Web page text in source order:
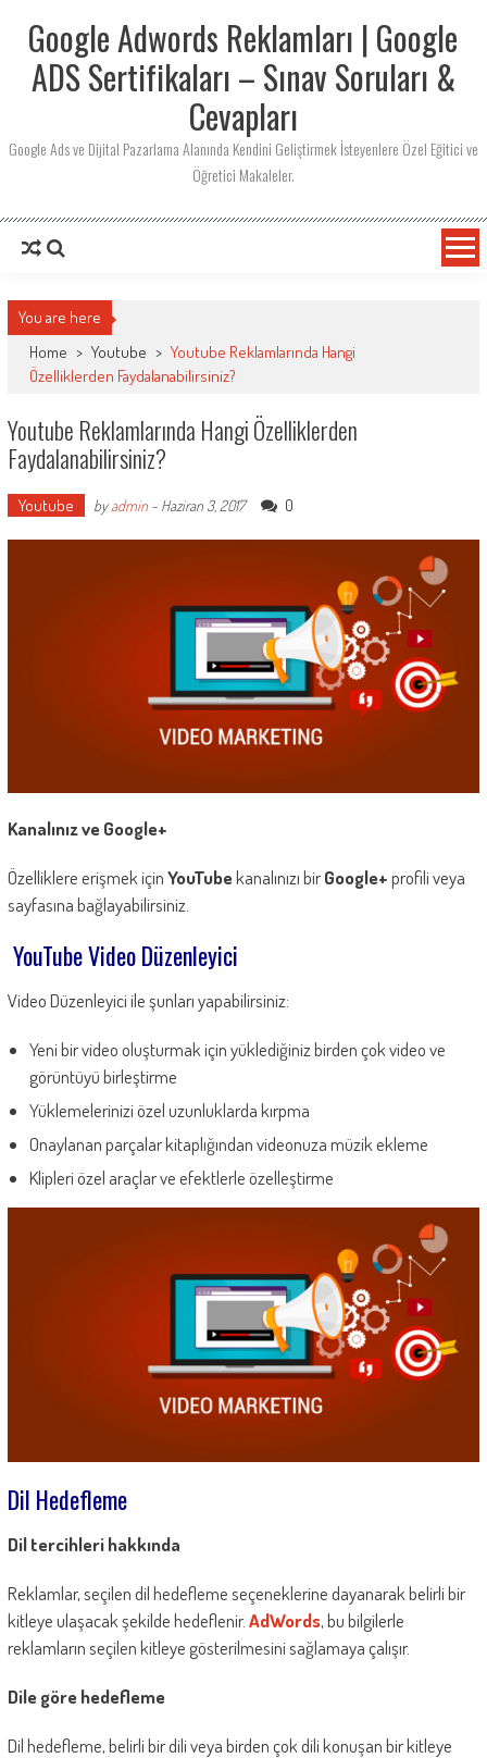
contentGoogle Adwords Reklamları | Google
ADS Sertifikaları – Sınav Soruları &
Cevapları
Google Ads ve Dijital Pazarlama Alanında Kendini Geliştirmek İsteyenlere Özel Eğitici ve
Öğretici Makaleler.
You are here
Home > Youtube > Youtube Reklamlarında Hangi
Özelliklerden Faydalanabilirsiniz?
Youtube Reklamlarında Hangi Özelliklerden
Faydalanabilirsiniz?
Youtube byadmin- Haziran 3, 2017 0
Kanalınız ve Google+
Özelliklere erişmek içinYouTubekanalınızı birGoogle+profili veya
sayfasına bağlayabilirsiniz.
YouTube Video Düzenleyici
Video Düzenleyici ile şunları yapabilirsiniz:
Yeni bir video oluşturmak için yüklediğiniz birden çok video ve
görüntüyü birleştirme
Yüklemelerinizi özel uzunluklarda kırpma
Onaylanan parçalar kitaplığından videonuza müzik ekleme
Klipleri özel araçlar ve efektlerle özelleştirme
Dil Hedefleme
Dil tercihleri hakkında
Reklamlar, seçilen dil hedefleme seçeneklerine dayanarak belirli bir
kitleye ulaşacak şekilde hedeflenir.AdWords, bu bilgilerle
reklamların seçilen kitleye gösterilmesini sağlamaya çalışır.
Dile göre hedefleme
Dil hedefleme, belirli bir dili veya birden çok dili konuşan bir kitleye